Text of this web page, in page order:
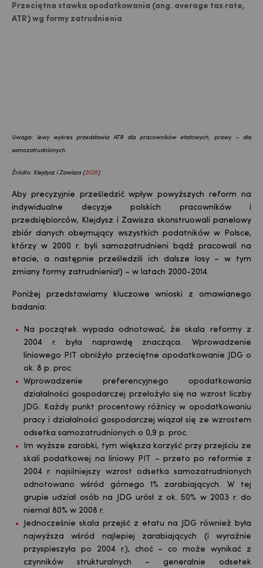
Przeciętna stawka opodatkowania (ang. average tax rate,
ATR) wg formy zatrudnienia
Uwaga: lewy wykres przedstawia ATR dla pracowników etatowych, prawy – dla
samozatrudnionych.
Źródło: Klejdysz i Zawisza (2026)
Aby precyzyjnie prześledzić wpływ powyższych reform na
indywidualne decyzje polskich pracowników i
przedsiębiorców, Klejdysz i Zawisza skonstruowali panelowy
zbiór danych obejmujący wszystkich podatników w Polsce,
którzy w 2000 r. byli samozatrudnieni bądź pracowali na
etacie, a następnie prześledzili ich dalsze losy – w tym
zmiany formy zatrudnienia!) – w latach 2000-2014.
Poniżej przedstawiamy kluczowe wnioski z omawianego
badania:
Na początek wypada odnotować, że skala reformy z
2004 r. była naprawdę znacząca. Wprowadzenie
liniowego PIT obniżyło przeciętne opodatkowanie JDG o
ok. 8 p. proc.
Wprowadzenie preferencyjnego opodatkowania
działalności gospodarczej przełożyło się na wzrost liczby
JDG. Każdy punkt procentowy różnicy w opodatkowaniu
pracy i działalności gospodarczej wiązał się ze wzrostem
odsetka samozatrudnionych o 0,9 p. proc.
Im wyższe zarobki, tym większa korzyść przy przejściu ze
skali podatkowej na liniowy PIT – przeto po reformie z
2004 r. najsilniejszy wzrost odsetka samozatrudnionych
odnotowano wśród górnego 1% zarabiających. W tej
grupie udział osób na JDG urósł z ok. 50% w 2003 r. do
niemal 80% w 2008 r.
Jednocześnie skala przejść z etatu na JDG również była
najwyższa wśród najlepiej zarabiających (i wyraźnie
przyspieszyła po 2004 r.), choć – co może wynikać z
czynników strukturalnych – generalnie odsetek